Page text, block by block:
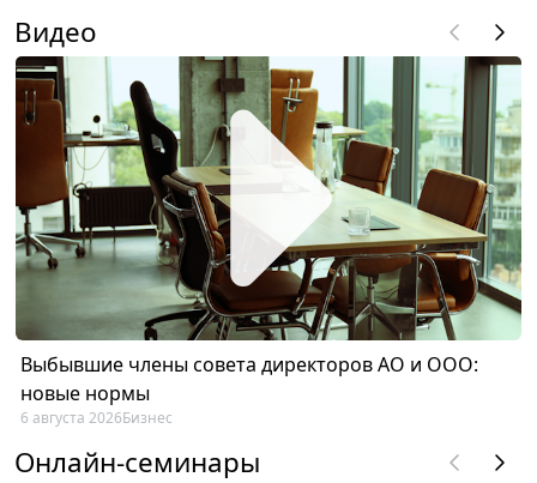
Видео
Выбывшие члены совета директоров АО и ООО:
новые нормы
6 августа 2026Бизнес
Онлайн-семинары